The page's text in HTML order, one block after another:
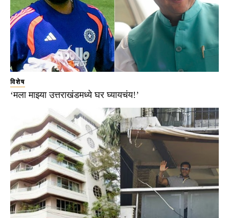
विशेष
‘मला माझ्या उत्तराखंडमध्ये घर घ्यायचंय!’